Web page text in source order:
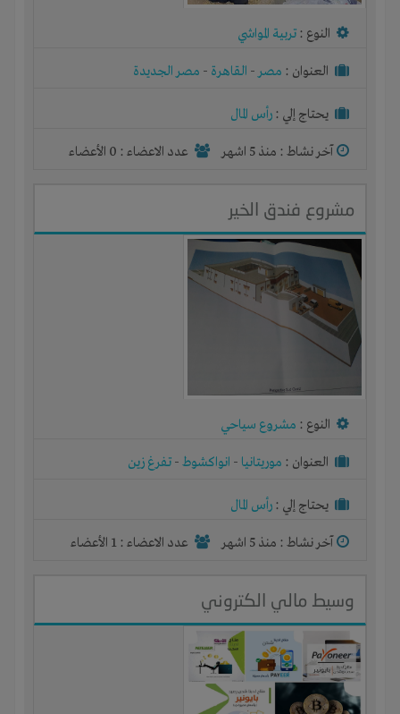
النوع : تربية المواشي
العنوان : مصر- القاهرة - مصر الجديدة
يحتاج إلي : رأس المال
آخر نشاط : منذ 5 اشهر عدد الاعضاء : 0 الأعضاء
مشروع فندق الخير
النوع : مشروع سياحي
العنوان : موريتانيا - انواكشوط- تفرغ زين
يحتاج إلي : رأس المال
آخر نشاط : منذ 5 اشهر عدد الاعضاء : 1 الأعضاء
وسيط مالي الكتروني